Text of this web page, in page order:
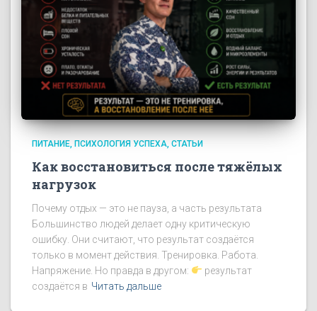
ПИТАНИЕ ПСИХОЛОГИЯ УСПЕХА СТАТЬИ
Как восстановиться после тяжёлых
нагрузок
Почему отдых — это не пауза, а часть результата
Большинство людей делает одну критическую
ошибку. Они считают, что результат создаётся
только в момент действия. Тренировка. Работа.
Напряжение. Но правда в другом:
результат
создаётся в Читать дальше